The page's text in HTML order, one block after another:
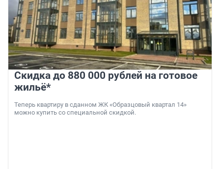
Скидка до 880 000 рублей на готовое
жильё*
Теперь квартиру в сданном ЖК «Образцовый квартал 14»
можно купить со специальной скидкой.